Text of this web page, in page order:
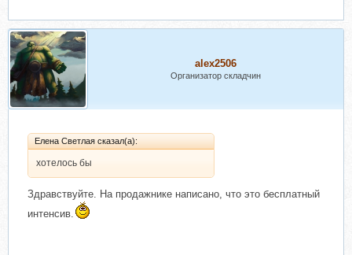
alex2506
Организатор складчин
Елена Светлая сказал(а):
хотелось бы
Здравствуйте. На продажнике написано, что это бесплатный
интенсив.